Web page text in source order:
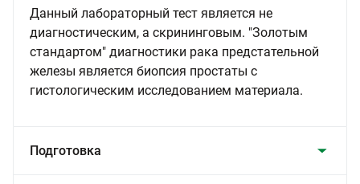
Данный лабораторный тест является не
диагностическим, а скрининговым. "Золотым
стандартом" диагностики рака предстательной
железы является биопсия простаты с
гистологическим исследованием материала.
Подготовка